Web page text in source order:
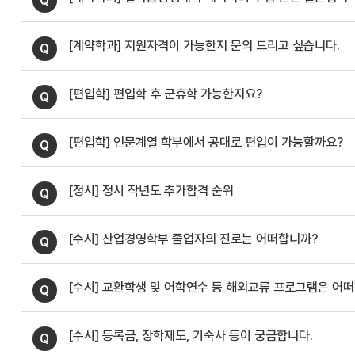
[계약학과] 지원자격이 가능한지 문의 드리고 싶습니다.
[편입학] 편입학 후 군휴학 가능한지요?
[편입학] 인문계열 학부에서 공대로 편입이 가능할까요?
[정시] 정시 작년도 추가합격 순위
[수시] 산업경영학부 졸업자의 진로는 어떠합니까?
[수시] 교환학생 및 어학연수 등 해외교류 프로그램은 어
[수시] 등록금, 장학제도, 기숙사 등이 궁금합니다.